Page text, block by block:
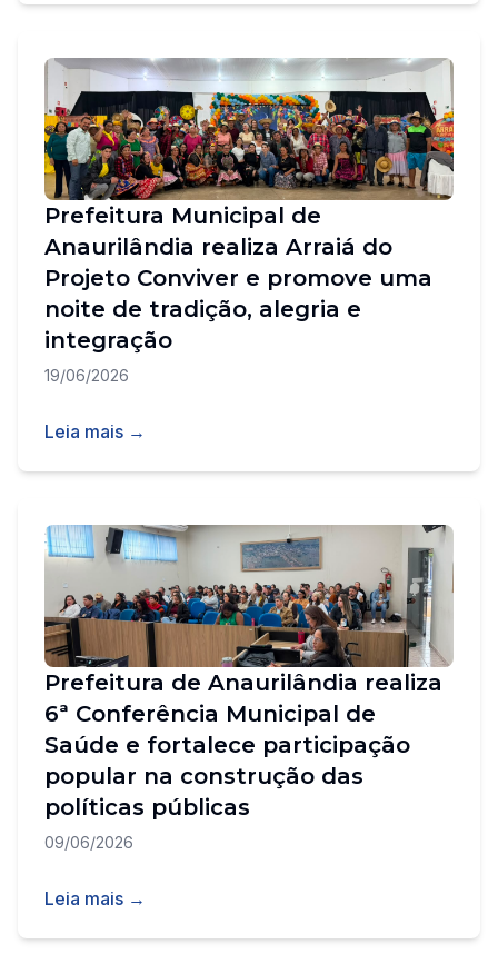
Prefeitura Municipal de
Anaurilândia realiza Arraiá do
Projeto Conviver e promove uma
noite de tradição, alegria e
integração
19/06/2026
Leia mais →
Prefeitura de Anaurilândia realiza
6ª Conferência Municipal de
Saúde e fortalece participação
popular na construção das
políticas públicas
09/06/2026
Leia mais →